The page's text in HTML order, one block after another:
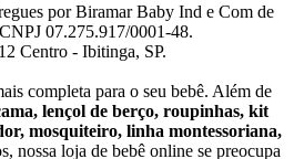
por Biramar Baby Ind e Com de
07.275.917/0001-48.
Centro - Ibitinga, SP.
completa para o seu bebê. Além de
lençol de berço, roupinhas, kit
mosquiteiro, linha montessoriana,
nossa loja de bebê online se preocupa